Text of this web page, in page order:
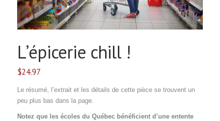
Lʼépicerie chill !
$24.97
Le résumé, l’extrait et les détails de cette pièce se trouvent un
peu plus bas dans la page.
Notez que les écoles du Québec bénéficient d’une entente